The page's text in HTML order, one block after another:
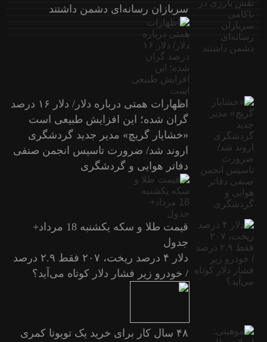
سربازان رسانه‌ای دشمن داشتند
اظهارات همتی درباره دلار/ دلار ۱۶ درصد
گران شده؛ این افزایش طبیعی است
«خشایار گریچ» مدیر جدید گردشگری
اروند شد/ ضرورت تاسیس انجمن صنفی
دفاتر هوایی و گردشگری
قیمت طلا و سکه یکشنبه 18 مرداد+
جدول
دلار ۴ درصد ریخت، ۲۰۷ فقط ۲.۹ درصد
/ خودرو زیر فشار دلار کوتاه می‌آید؟
۴۸ سال کار برای خرید یک تویوتا کمری